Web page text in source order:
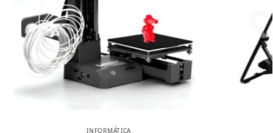
INFORMÁTICA